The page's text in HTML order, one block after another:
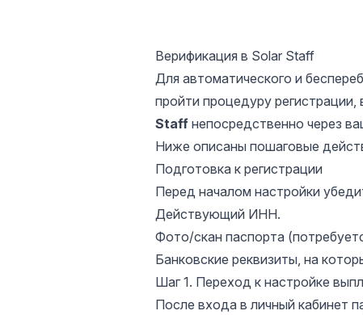
Верификация в Solar Staff
Для автоматического и
пройти процедуру
Staff непосредственно через
Ниже описаны пошаговые
Подготовка к регистрации
Перед началом настройки
Действующий ИНН.
Фото/скан паспорта
Банковские реквизиты, на
Шаг 1. Переход к настройке
После входа в личный кабинет